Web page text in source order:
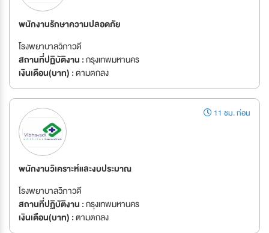
พนักงานรักษาความปลอดภัย
โรงพยาบาลวิภาวดี
สถานที่ปฏิบัติงาน :กรุงเทพมหานคร
เงินเดือน(บาท) :ตามตกลง
11 ชม. ก่อน
พนักงานวิเคราะห์และงบประมาณ
โรงพยาบาลวิภาวดี
สถานที่ปฏิบัติงาน :กรุงเทพมหานคร
เงินเดือน(บาท) :ตามตกลง